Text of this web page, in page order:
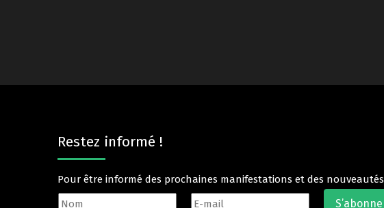
Restez informé !
Pour être informé des prochaines manifestations et des nouveautés